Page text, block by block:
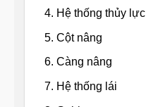
Hệ thống thủy lực
Cột nâng
Càng nâng
Hệ thống lái